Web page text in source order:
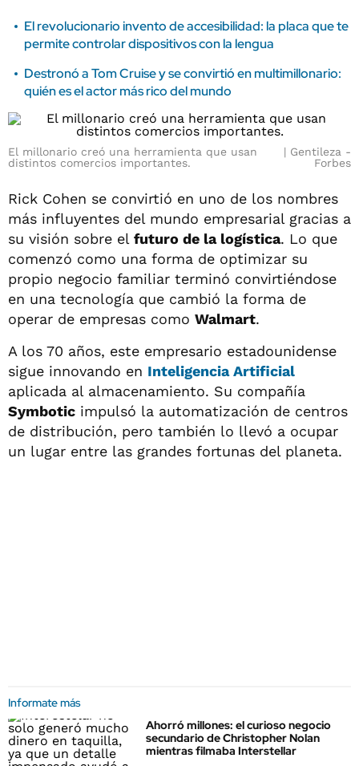
El revolucionario invento de accesibilidad: la placa que te
permite controlar dispositivos con la lengua
Destronó a Tom Cruise y se convirtió en multimillonario:
quién es el actor más rico del mundo
El millonario creó una herramienta que usan
distintos comercios importantes.
Gentileza -
Forbes
Rick Cohen se convirtió en uno de los nombres
más influyentes del mundo empresarial gracias a
su visión sobre el futuro de la logística. Lo que
comenzó como una forma de optimizar su
propio negocio familiar terminó convirtiéndose
en una tecnología que cambió la forma de
operar de empresas como Walmart.
A los 70 años, este empresario estadounidense
sigue innovando en Inteligencia Artificial
aplicada al almacenamiento. Su compañía
Symbotic impulsó la automatización de centros
de distribución, pero también lo llevó a ocupar
un lugar entre las grandes fortunas del planeta.
Informate más
Ahorró millones: el curioso negocio
secundario de Christopher Nolan
mientras filmaba Interstellar